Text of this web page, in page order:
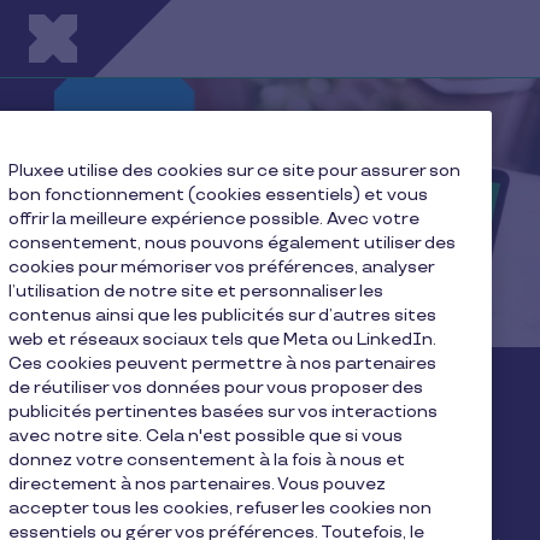
Aller au contenu principal
Découvrez notre guide
“Tout ce qu’il faut savoir
sur les éco-chèques”
Pluxee utilise des cookies sur ce site pour assurer son
bon fonctionnement (cookies essentiels) et vous
offrir la meilleure expérience possible. Avec votre
consentement, nous pouvons également utiliser des
cookies pour mémoriser vos préférences, analyser
l’utilisation de notre site et personnaliser les
contenus ainsi que les publicités sur d’autres sites
web et réseaux sociaux tels que Meta ou LinkedIn.
Ces cookies peuvent permettre à nos partenaires
de réutiliser vos données pour vous proposer des
publicités pertinentes basées sur vos interactions
avec notre site. Cela n'est possible que si vous
donnez votre consentement à la fois à nous et
directement à nos partenaires. Vous pouvez
accepter tous les cookies, refuser les cookies non
essentiels ou gérer vos préférences. Toutefois, le